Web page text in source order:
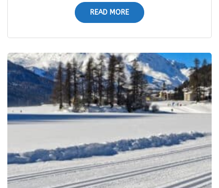
READ MORE